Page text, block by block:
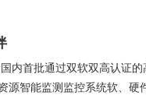
内首批通过双软双高认证
智能监测监控系统软、硬